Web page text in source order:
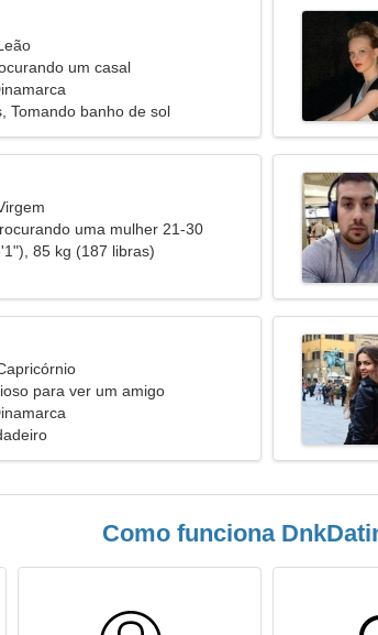
um casal
Tomando banho de sol
uma mulher 21-30
85 kg (187 libras)
para ver um amigo
Como funciona